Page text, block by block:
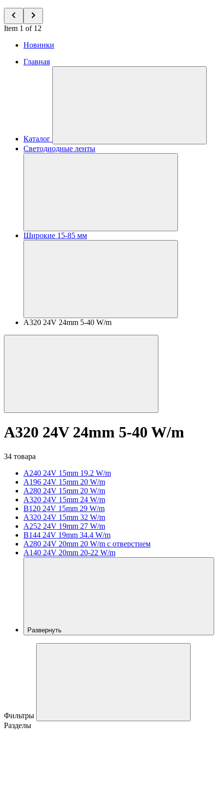
Item 1 of 12
Новинки
Главная
Каталог
Светодиодные ленты
Широкие 15-85 мм
A320 24V 24mm 5-40 W/m
A320 24V 24mm 5-40 W/m
34 товара
A240 24V 15mm 19.2 W/m
A196 24V 15mm 20 W/m
A280 24V 15mm 20 W/m
A320 24V 15mm 24 W/m
B120 24V 15mm 29 W/m
A320 24V 15mm 32 W/m
A252 24V 19mm 27 W/m
B144 24V 19mm 34.4 W/m
A280 24V 20mm 20 W/m с отверстием
A140 24V 20mm 20-22 W/m
Развернуть
Фильтры
Разделы